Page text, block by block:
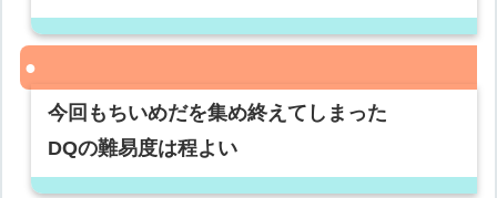
今回もちいめだを集め終えてしまった
DQの難易度は程よい